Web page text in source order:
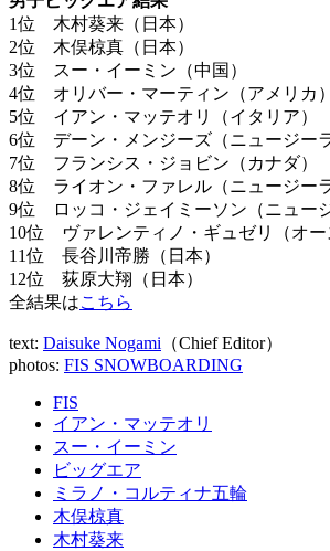
1位 木村葵来（日本）
2位 木俣椋真（日本）
3位 スー・イーミン（中国）
4位 オリバー・マーティン（アメリカ）
5位 イアン・マッテオリ（イタリア）
6位 デーン・メンジーズ（ニュージーラ
7位 フランシス・ジョビン（カナダ）
8位 ライオン・ファレル（ニュージーラ
9位 ロッコ・ジェイミーソン（ニュー
10位 ヴァレンティノ・ギュゼリ（オー
11位 長谷川帝勝（日本）
12位 荻原大翔（日本）
全結果はこちら
text: Daisuke Nogami （Chief Editor）
photos: FIS SNOWBOARDING
FIS
イアン・マッテオリ
スー・イーミン
ビッグエア
ミラノ・コルティナ五輪
木俣椋真
木村葵来